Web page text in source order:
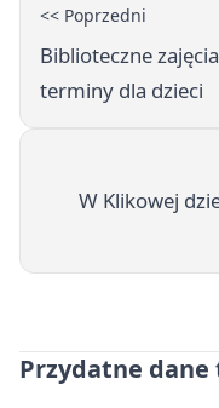
<< Poprzedni
Biblioteczne
terminy dla dzieci
W Klikowej
Przydatne